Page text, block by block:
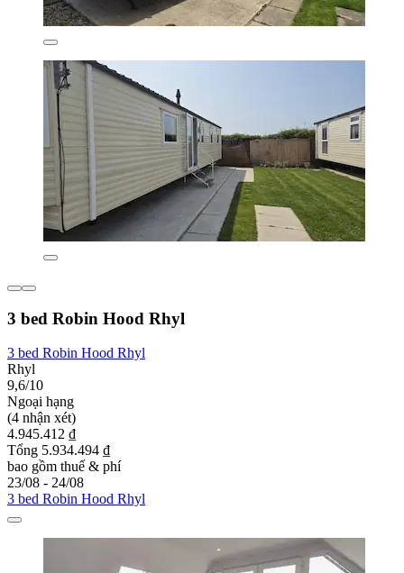
3 bed Robin Hood Rhyl
3 bed Robin Hood Rhyl
Rhyl
9,6/10
Ngoại hạng
(4 nhận xét)
4.945.412 ₫
Tổng 5.934.494 ₫
bao gồm thuế & phí
23/08 - 24/08
3 bed Robin Hood Rhyl